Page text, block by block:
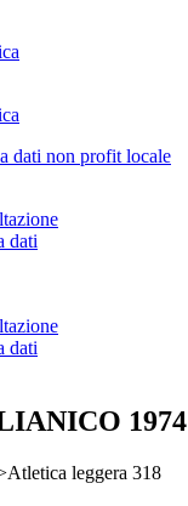
dati
dati
1974
leggera 318